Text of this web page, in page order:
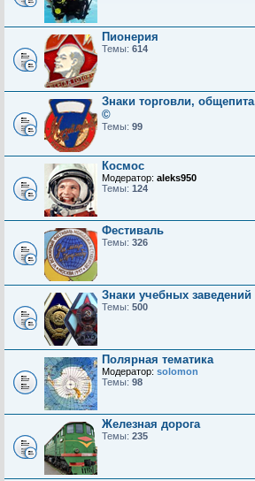
Пионерия
Темы: 614
Знаки торговли,
©
Темы: 99
Космос
Модератор: aleks950
Темы: 124
Фестиваль
Темы: 326
Знаки учебных заведений
Темы: 500
Полярная тематика
Модератор: solomon
Темы: 98
Железная дорога
Темы: 235